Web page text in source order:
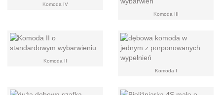
Komoda IV
Komoda III
Komoda II
Komoda I